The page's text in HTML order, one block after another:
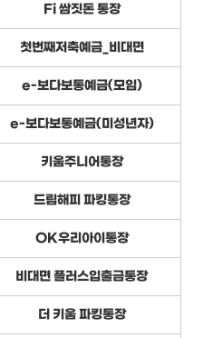
Fi 쌈짓돈 통장
첫번째저축예금_비대면
e-보다보통예금(모임)
e-보다보통예금(미성년자)
키움주니어통장
드림해피 파킹통장
OK우리아이통장
비대면 플러스입출금통장
더 키움 파킹통장